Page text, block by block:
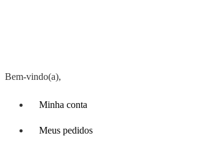
Bem-vindo(a),
Minha conta
Meus pedidos